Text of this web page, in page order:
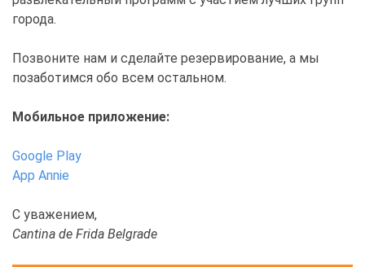
города.
Позвоните нам и сделайте резервирование, а мы
позаботимся обо всем остальном.
Мобильное приложение:
Google Play
App Annie
С уважением,
Cantina de Frida Belgrade